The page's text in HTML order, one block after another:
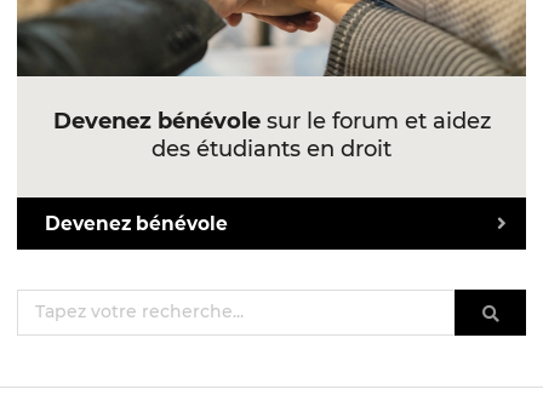
Devenez bénévolesur le forum et aidez
des étudiants en droit
Devenez bénévole